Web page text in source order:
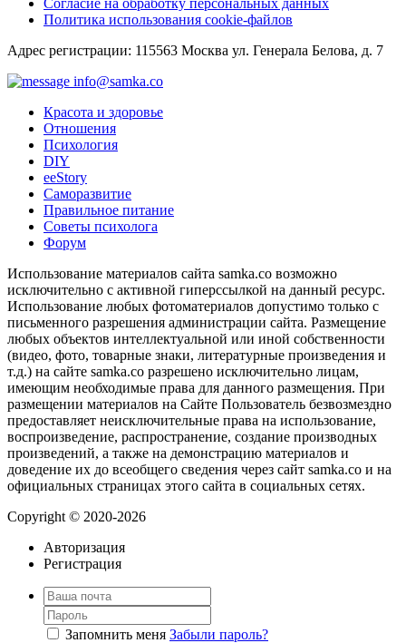
Политика использования cookie-файлов
Адрес регистрации: 115563 Москва ул. Генерала Белова, д. 7
info@samka.co
Красота и здоровье
Отношения
Психология
DIY
ееStory
Саморазвитие
Правильное питание
Советы психолога
Форум
Использование материалов сайта samka.co возможно
исключительно с активной гиперссылкой на данный ресурс.
Использование любых фотоматериалов допустимо только с
письменного разрешения администрации сайта. Размещение
любых объектов интеллектуальной или иной собственности
(видео, фото, товарные знаки, литературные произведения и
т.д.) на сайте samka.co разрешено исключительно лицам,
имеющим необходимые права для данного размещения. При
размещении материалов на Сайте Пользователь безвозмездно
предоставляет неисключительные права на использование,
воспроизведение, распространение, создание производных
произведений, а также на демонстрацию материалов и
доведение их до всеобщего сведения через сайт samka.co и на
официальных страницах этого сайта в социальных сетях.
Copyright © 2020-2026
Авторизация
Регистрация
Запомнить меня Забыли пароль?